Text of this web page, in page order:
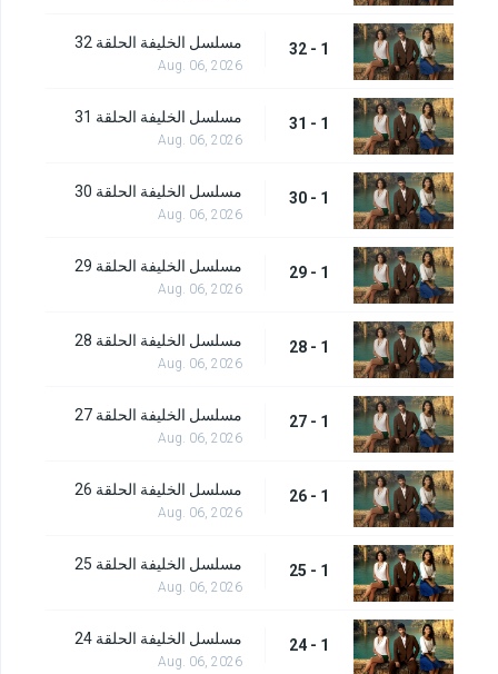
1 - 32 مسلسل الخليفة الحلقة 32
Aug. 06, 2026
1 - 31 مسلسل الخليفة الحلقة 31
Aug. 06, 2026
1 - 30 مسلسل الخليفة الحلقة 30
Aug. 06, 2026
1 - 29 مسلسل الخليفة الحلقة 29
Aug. 06, 2026
1 - 28 مسلسل الخليفة الحلقة 28
Aug. 06, 2026
1 - 27 مسلسل الخليفة الحلقة 27
Aug. 06, 2026
1 - 26 مسلسل الخليفة الحلقة 26
Aug. 06, 2026
1 - 25 مسلسل الخليفة الحلقة 25
Aug. 06, 2026
1 - 24 مسلسل الخليفة الحلقة 24
Aug. 06, 2026